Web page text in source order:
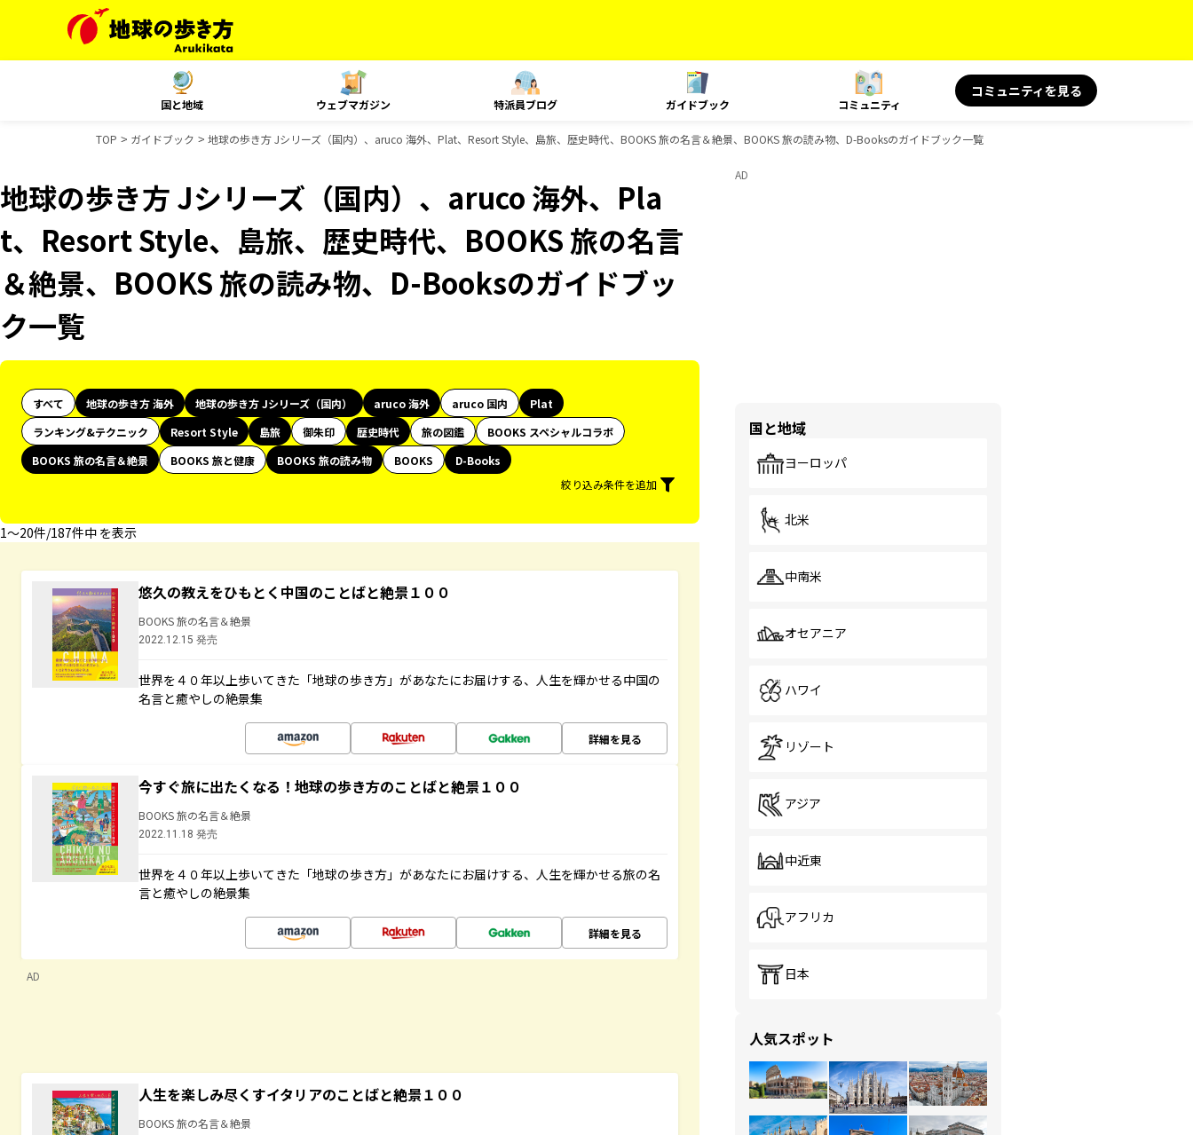
国と地域 ウェブマガジン 特派員ブログ ガイドブック コミュニティ
コミュニティを見る
TOP ガイドブック 地球の歩き方 Jシリーズ（国内）、aruco 海外、Plat、Resort Style、島旅、歴史時代、BOOKS 旅の名言＆絶景、BOOKS 旅の読み物、D-Booksのガイドブック一覧
地球の歩き方 Jシリーズ（国内）、aruco 海外、Pla
t、Resort Style、島旅、歴史時代、BOOKS 旅の名言
＆絶景、BOOKS 旅の読み物、D-Booksのガイドブッ
ク一覧
すべて 地球の歩き方 海外 地球の歩き方 Jシリーズ（国内） aruco 海外 aruco 国内
Plat
ランキング&テクニック
Resort Style 島旅 御朱印 歴史時代 旅の図鑑
BOOKS スペシャルコラボ
BOOKS 旅の名言＆絶景
BOOKS 旅と健康 BOOKS 旅の読み物 BOOKS
D-Books
絞り込み条件を追加
1〜20件/187件中 を表示
悠久の教えをひもとく中国のことばと絶景１００
BOOKS 旅の名言＆絶景
2022.12.15 発売
世界を４０年以上歩いてきた「地球の歩き方」があなたにお届けする、人生を輝かせる中国の
名言と癒やしの絶景集
詳細を見る
今すぐ旅に出たくなる！地球の歩き方のことばと絶景１００
BOOKS 旅の名言＆絶景
2022.11.18 発売
世界を４０年以上歩いてきた「地球の歩き方」があなたにお届けする、人生を輝かせる旅の名
言と癒やしの絶景集
詳細を見る
AD
人生を楽しみ尽くすイタリアのことばと絶景１００
BOOKS 旅の名言＆絶景
AD
国と地域
ヨーロッパ
北米
中南米
オセアニア
ハワイ
リゾート
アジア
中近東
アフリカ
日本
人気スポット